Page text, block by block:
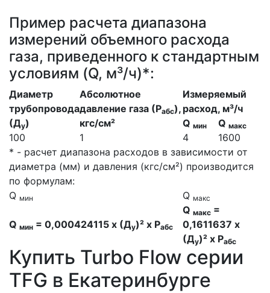
Пример расчета диапазона
измерений объемного расхода
газа, приведенного к стандартным
условиям (Q, м³/ч)*:
Диаметр
трубопровода
(Ду)
Абсолютное
давление газа (Рабс),
кгс/см²
Измеряемый
расход, м³/ч
Q мин Q макс
100 1 4
1600
* - расчет диапазона расходов в зависимости от
диаметра (мм) и давления (кгс/см²) производится
по формулам:
Q мин Q макс
Q мин = 0,000424115 х (Ду)² х Рабс
Q макс =
0,1611637 х
(Ду)² х Рабс
Купить Turbo Flow серии
TFG в Екатеринбурге